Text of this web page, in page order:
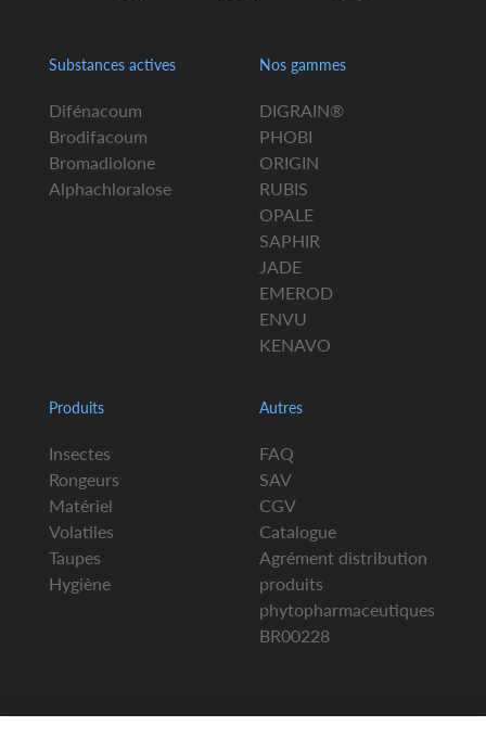
Substances actives
Difénacoum
Brodifacoum
Bromadiolone
Alphachloralose
Nos gammes
DIGRAIN®
PHOBI
ORIGIN
RUBIS
OPALE
SAPHIR
JADE
EMEROD
ENVU
KENAVO
Produits
Insectes
Rongeurs
Matériel
Volatiles
Taupes
Hygiène
Autres
FAQ
SAV
CGV
Catalogue
Agrément distribution
produits
phytopharmaceutiques
BR00228